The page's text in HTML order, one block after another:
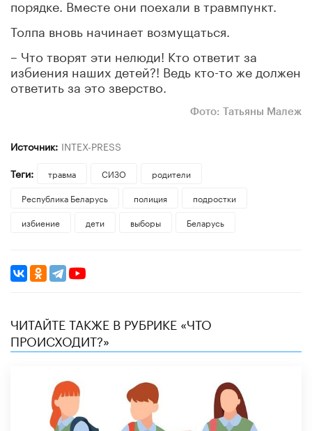
порядке. Вместе они поехали в травмпункт.
Толпа вновь начинает возмущаться.
– Что творят эти нелюди! Кто ответит за
избиения наших детей?! Ведь кто-то же должен
ответить за это зверство.
Фото: Татьяны Малеж
Источник: INTEX-PRESS
Теги:
травма СИЗО
родители
Республика Беларусь
полиция
подростки
избиение
дети выборы Беларусь
ЧИТАЙТЕ ТАКЖЕ В РУБРИКЕ «ЧТО
ПРОИСХОДИТ?»